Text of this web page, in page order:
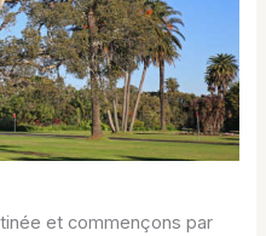
et commençons par